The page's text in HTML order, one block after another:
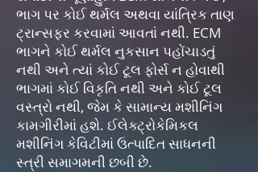
ભાગ પર કોઈ થર્મલ અથવા યાંત્રિક તાણ
ટ્રાન્સફર કરવામાં આવતાં નથી. ECM
ભાગને કોઈ થર્મલ નુકસાન પહોંચાડતું
નથી અને ત્યાં કોઈ ટૂલ ફોર્સ ન હોવાથી
ભાગમાં કોઈ વિકૃતિ નથી અને કોઈ ટૂલ
વસ્ત્રો નથી, જેમ કે સામાન્ય મશીનિંગ
કામગીરીમાં હશે. ઈલેક્ટ્રોકેમિકલ
મશીનિંગ કેવિટીમાં ઉત્પાદિત સાધનની
સ્ત્રી સમાગમની છબી છે.